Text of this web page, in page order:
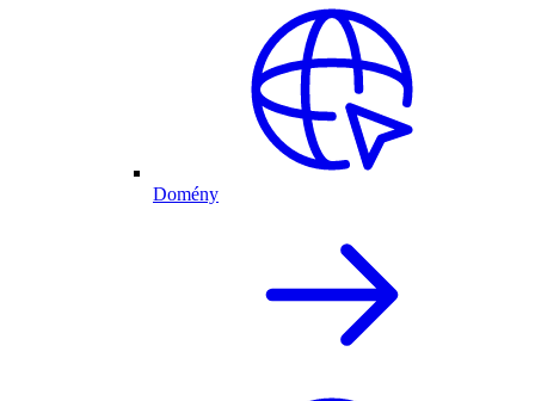
Domény